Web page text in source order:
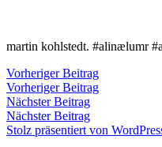
springen
von
August
Januar
2020
einen
zu
martin kohlstedt. #alinælumr
Veröffentlicht
von
snhpfr
22.
August
20154.
Januar
Veröffentlicht
in
Uncategorized
Schlagwörter:
alienlu,
alinælumr
Beitragsnavigation
Vorheriger BeitragVorheriger
Beitrag:
Vorheriger Beitrag
Nächster BeitragNächster
Beitrag:
Nächster Beitrag
Stolz präsentiert von